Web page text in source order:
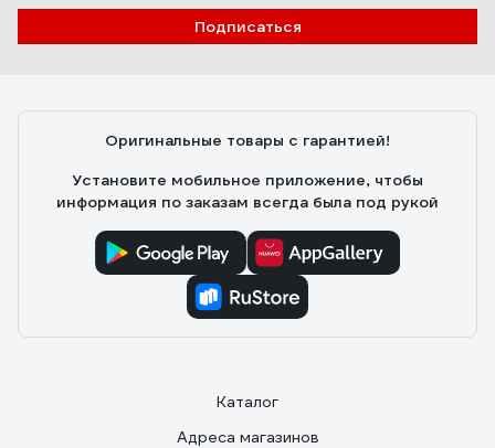
Подписаться
Оригинальные товары с гарантией!
Установите мобильное приложение, чтобы
информация по заказам всегда была под рукой
Каталог
Адреса магазинов